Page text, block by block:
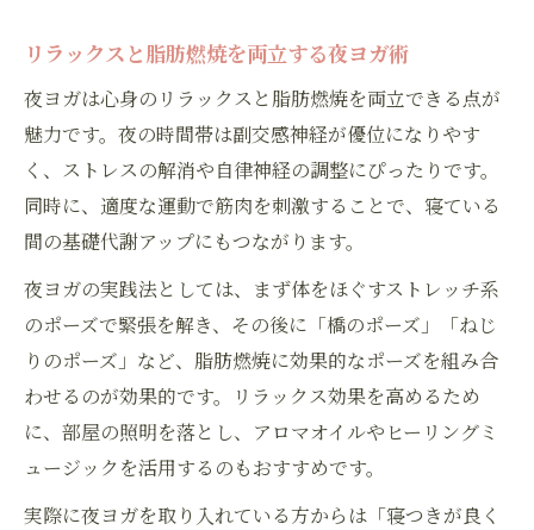
リラックスと脂肪燃焼を両立する夜ヨガ術
夜ヨガは心身のリラックスと脂肪燃焼を両立できる点が
魅力です。夜の時間帯は副交感神経が優位になりやす
く、ストレスの解消や自律神経の調整にぴったりです。
同時に、適度な運動で筋肉を刺激することで、寝ている
間の基礎代謝アップにもつながります。
夜ヨガの実践法としては、まず体をほぐすストレッチ系
のポーズで緊張を解き、その後に「橋のポーズ」「ねじ
りのポーズ」など、脂肪燃焼に効果的なポーズを組み合
わせるのが効果的です。リラックス効果を高めるため
に、部屋の照明を落とし、アロマオイルやヒーリングミ
ュージックを活用するのもおすすめです。
実際に夜ヨガを取り入れている方からは「寝つきが良く